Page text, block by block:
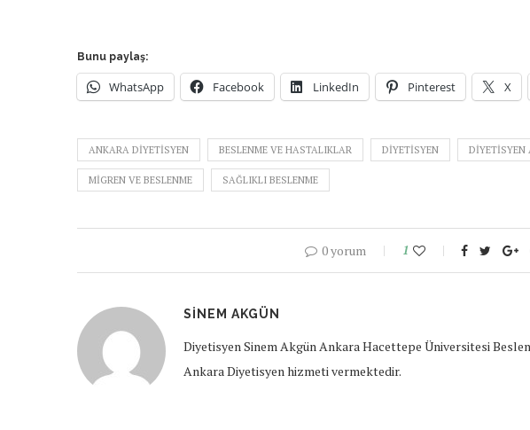
Bunu paylaş:
WhatsApp Facebook LinkedIn Pinterest X
ANKARA DIYETISYEN BESLENME VE HASTALIKLAR DIYETISYEN DIYETISYEN
MIGREN VE BESLENME SAĞLIKLI BESLENME
0 yorum 1
SINEM AKGÜN
Diyetisyen Sinem Akgün Ankara Hacettepe Üniversitesi
Ankara Diyetisyen hizmeti vermektedir.